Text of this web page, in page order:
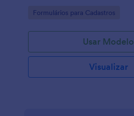
Go to Category:
Formulários para Cadastros
Usar Modelo
Visualizar